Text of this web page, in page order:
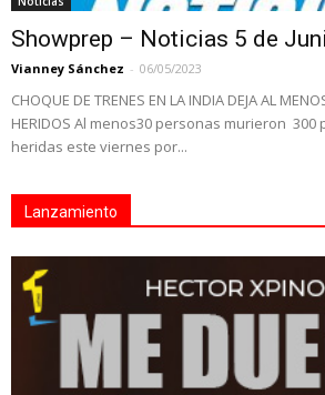
Showprep – Noticias 5 de
Vianney Sánchez - 06/05/2023
CHOQUE DE TRENES EN LA INDIA DEJA AL
HERIDOS Al menos30 personas murieron
heridas este viernes por...
Lanzamiento